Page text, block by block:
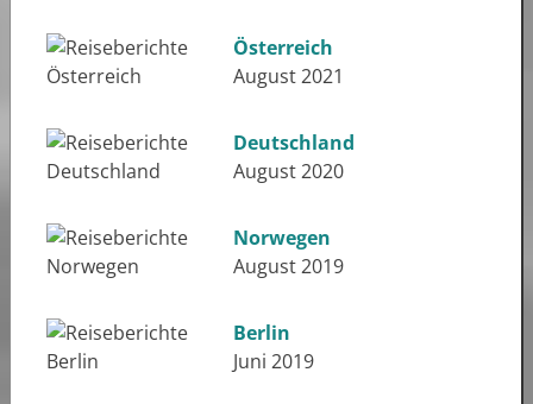
Österreich
August 2021
Deutschland
August 2020
Norwegen
August 2019
Berlin
Juni 2019